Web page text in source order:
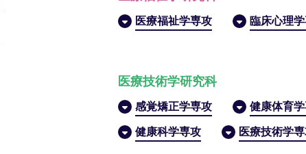
医療福祉学専攻 臨床心理
医療技術学研究科
感覚矯正学専攻 健康体育
健康科学専攻 医療技術学